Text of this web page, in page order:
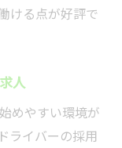
ける点が好評で
人
めやすい環境が
ライバーの採用